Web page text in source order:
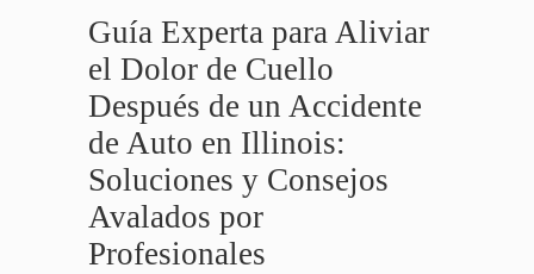
Guía Experta para Aliviar
el Dolor de Cuello
Después de un Accidente
de Auto en Illinois:
Soluciones y Consejos
Avalados por
Profesionales